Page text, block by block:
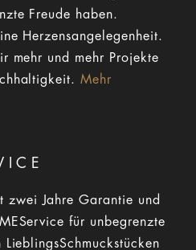
Freude haben.
Herzensangelegenheit.
mehr und mehr Projekte
Mehr
zwei Jahre Garantie und
für unbegrenzte